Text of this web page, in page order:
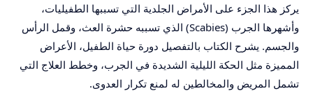
يركز هذا الجزء على الأمراض الجلدية التي تسببها الطفيليات،
وأشهرها الجرب (Scabies) الذي تسببه حشرة العث، وقمل الرأس
والجسم. يشرح الكتاب بالتفصيل دورة حياة الطفيل، الأعراض
المميزة مثل الحكة الليلية الشديدة في الجرب، وخطط العلاج التي
تشمل المريض والمخالطين له لمنع تكرار العدوى.